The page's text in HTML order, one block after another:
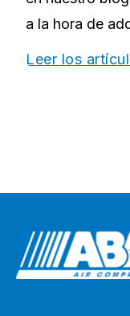
a la hora de
Leer los